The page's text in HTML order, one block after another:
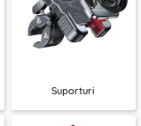
Suporturi